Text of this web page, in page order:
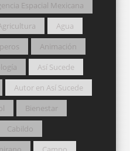
Espacial Mexicana
Agua
Animación
Así Sucede
Autor en Así Sucede
Bienestar
Cabildo